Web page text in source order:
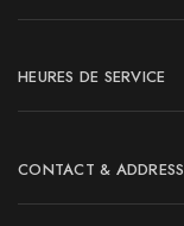
HEURES DE SERVICE
CONTACT & ADDRESS